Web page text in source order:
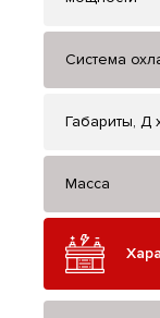
Система
Габариты, Д
Масса